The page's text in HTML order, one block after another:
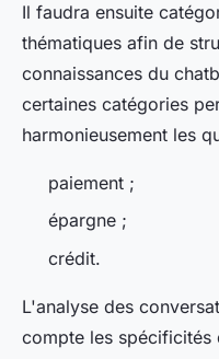
Il faudra ensuite
thématiques afin de
connaissances du
certaines catégories
harmonieusement les
paiement ;
épargne ;
crédit.
L'analyse des
compte les